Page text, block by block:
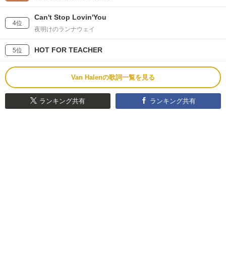
4位
Can't Stop Lovin'You
夜明けのランナウェイ
5位 HOT FOR TEACHER
Van Halenの歌詞一覧を見る
ランキング共有 ランキング共有